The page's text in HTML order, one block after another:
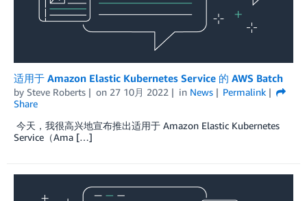
适用于 Amazon Elastic Kubernetes Service 的 AWS Batch
by Steve Roberts on 27 10月 2022 in News
Permalink
Share
今天，我很高兴地宣布推出适用于 Amazon Elastic Kubernetes
Service（Ama […]